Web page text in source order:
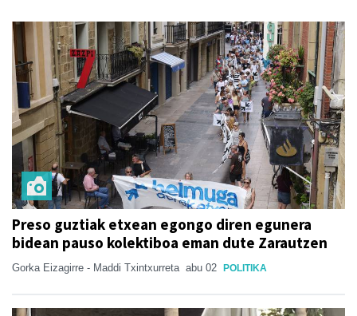
Preso guztiak etxean egongo diren egunera
bidean pauso kolektiboa eman dute Zarautzen
Gorka Eizagirre - Maddi Txintxurreta abu 02 POLITIKA